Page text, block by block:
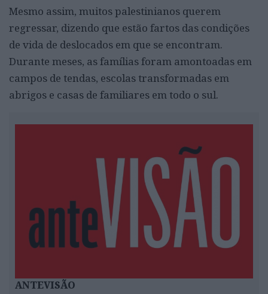
Mesmo assim, muitos palestinianos querem
regressar, dizendo que estão fartos das condições
de vida de deslocados em que se encontram.
Durante meses, as famílias foram amontoadas em
campos de tendas, escolas transformadas em
abrigos e casas de familiares em todo o sul.
ANTEVISÃO